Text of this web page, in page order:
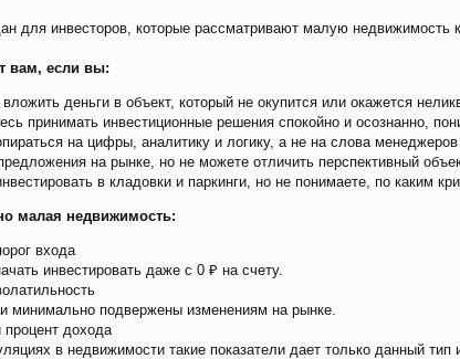
для инвесторов, которые рассматривают малую
вам, если вы:
деньги в объект, который не окупится или окажется
принимать инвестиционные решения спокойно и осознанно,
на цифры, аналитику и логику, а не на слова менеджеров
на рынке, но не можете отличить перспективный
в кладовки и паркинги, но не понимаете, по каким
малая недвижимость:
входа
инвестировать даже с 0 ₽ на счету.
минимально подвержены изменениям на рынке.
процент дохода
в недвижимости такие показатели дает только данный тип